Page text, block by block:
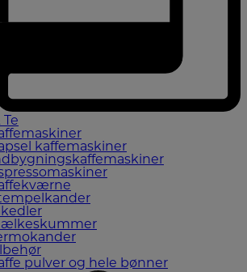
Te
kaffemaskiner
pulver og hele bønner